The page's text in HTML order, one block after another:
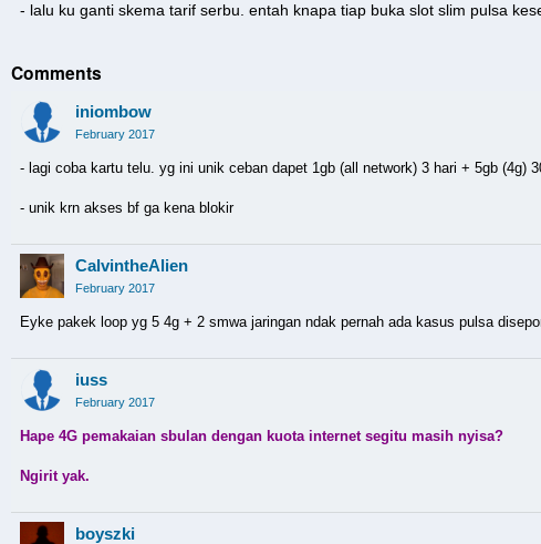
- lalu ku ganti skema tarif serbu. entah knapa tiap buka slot slim pulsa
Comments
iniombow
February 2017
- lagi coba kartu telu. yg ini unik ceban dapet 1gb (all network) 3 hari + 5gb
- unik krn akses bf ga kena blokir
CalvintheAlien
February 2017
Eyke pakek loop yg 5 4g + 2 smwa jaringan ndak pernah ada kasus pulsa
iuss
February 2017
Hape 4G pemakaian sbulan dengan kuota internet segitu masih nyisa?
Ngirit yak.
boyszki